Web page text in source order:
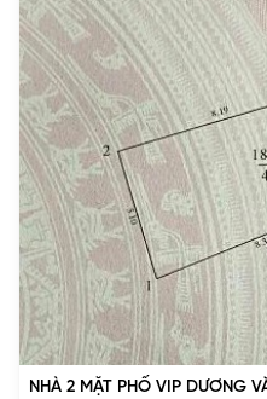
NHÀ 2 MẶT PHỐ VIP DƯƠNG